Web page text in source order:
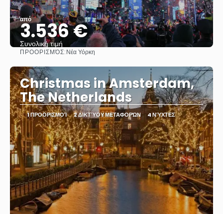
από
3.536 €
Συνολική τιμή
ΠΡΟΟΡΙΣΜΌΣ:Νέα Υόρκη
Christmas in Amsterdam,
The Netherlands
1 ΠΡΟΟΡΙΣΜΟΊ 2 ΔΙΚΤΎΟΥ ΜΕΤΑΦΟΡΏΝ 4 ΝΎΧΤΕΣ